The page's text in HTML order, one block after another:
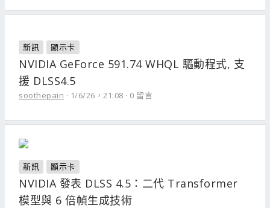
新訊 顯示卡
NVIDIA GeForce 591.74 WHQL 驅動程式, 支
援 DLSS4.5
soothepain 1/6/26，21:08 0 留言
新訊 顯示卡
NVIDIA 發表 DLSS 4.5：二代 Transformer
模型與 6 倍幀生成技術